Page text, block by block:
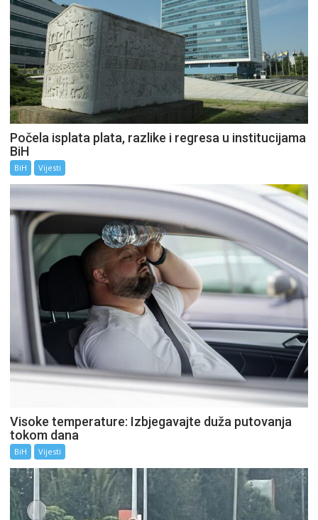
Počela isplata plata, razlike i regresa u institucijama
BiH
BiH Vijesti
Visoke temperature: Izbjegavajte duža putovanja
tokom dana
BiH Vijesti